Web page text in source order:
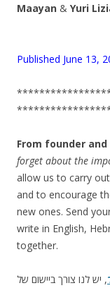
Maayan & Yuri
From founder
forget about the
allow us to carry
and to encourage
new ones. Send
write in English,
together.
, יש לנו צורך ביישום של